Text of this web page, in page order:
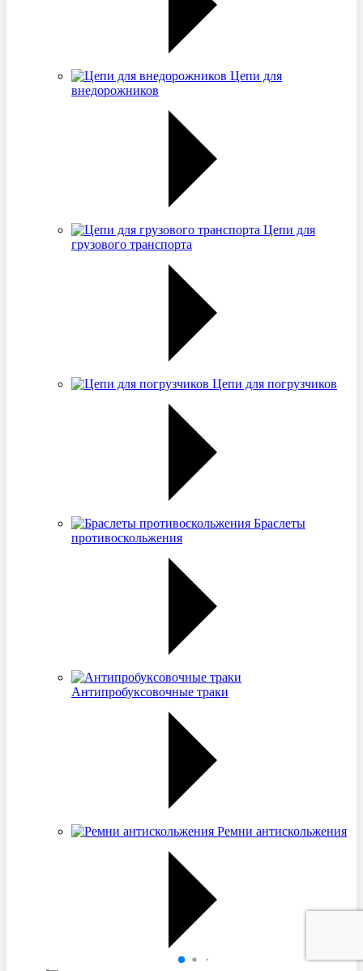
Цепи для
внедорожников
Цепи для
грузового транспорта
Цепи для погрузчиков
Браслеты
противоскольжения
Антипробуксовочные траки
Ремни антискольжения